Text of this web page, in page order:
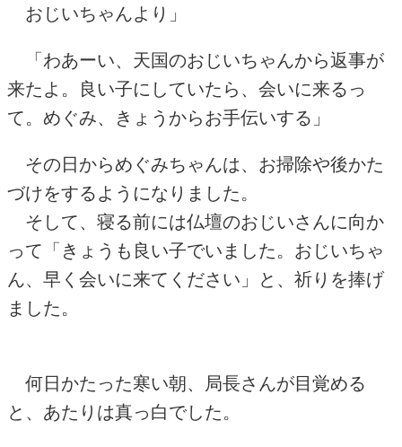
おじいちゃんより」
「わあーい、天国のおじいちゃんから返事が
来たよ。良い子にしていたら、会いに来るっ
て。めぐみ、きょうからお手伝いする」
その日からめぐみちゃんは、お掃除や後かた
づけをするようになりました。
そして、寝る前には仏壇のおじいさんに向か
って「きょうも良い子でいました。おじいちゃ
ん、早く会いに来てください」と、祈りを捧げ
ました。
何日かたった寒い朝、局長さんが目覚める
と、あたりは真っ白でした。